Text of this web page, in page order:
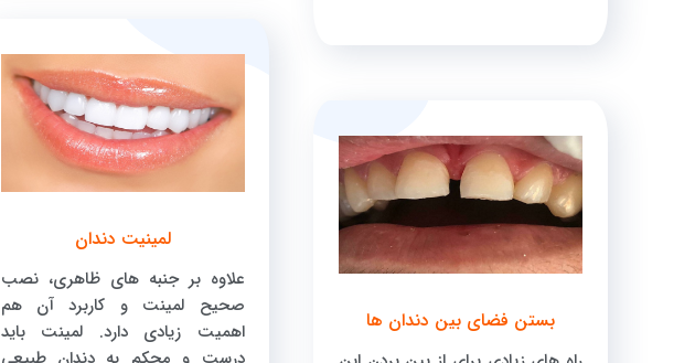
بستن فضای بین دندان ها
لمینیت دندان
علاوه بر جنبه های ظاهری، نصب
صحیح لمینت و کاربرد آن هم
اهمیت زیادی دارد. لمینت باید